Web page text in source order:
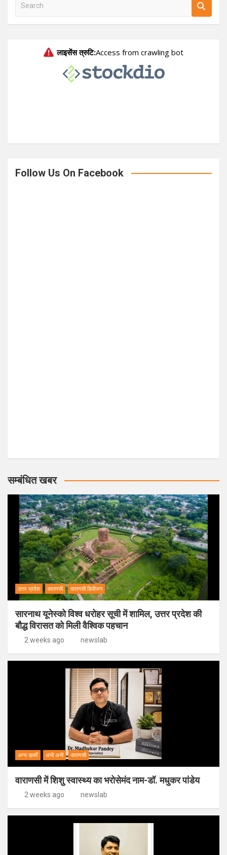
a
Follow Us On Facebook
सम्बंधित खबर
उत्तर प्रदेश वाराणसी वाराणसी डिवीजन
सारनाथ यूनेस्को विश्व धरोहर सूची में शामिल, उत्तर प्रदेश की
बौद्ध विरासत को मिली वैश्विक पहचान
2 weeks ago newslab
अन्य ख़बरें अभी अभी वाराणसी
वाराणसी में शिशु स्वास्थ्य का भरोसेमंद नाम-डॉ. मधुकर पांडेय
2 weeks ago newslab